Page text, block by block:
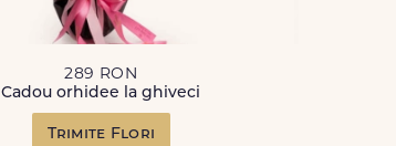
289 RON
Cadou orhidee la ghiveci
Trimite Flori